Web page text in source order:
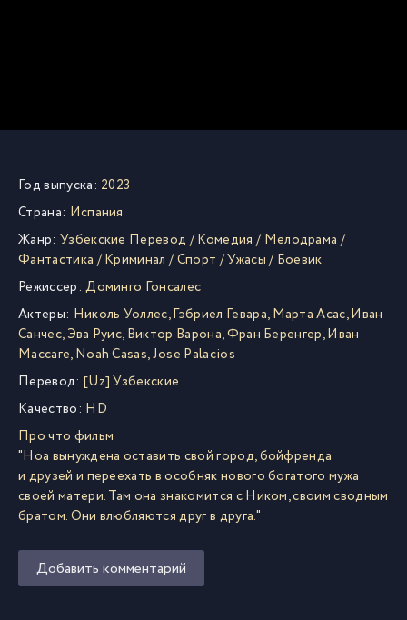
Год выпуска: 2023
Страна: Испания
Жанр: Узбекские Перевод /Комедия / Мелодрама /
Фантастика /Криминал /Спорт /Ужасы/ Боевик
Режиссер: Доминго Гонсалес
Актеры: Николь Уоллес,Гэбриел Гевара,Марта Асас,Иван
Санчес,Эва Руис,Виктор Варона,Фран Беренгер,Иван
Массаге,Noah Casas,Jose Palacios
Перевод: [Uz] Узбекские
Качество: HD
Про что фильм
"Ноа вынуждена оставить свой город, бойфренда
и друзей и переехать в особняк нового богатого мужа
своей матери. Там она знакомится с Ником, своим сводным
братом. Они влюбляются друг в друга."
Добавить комментарий